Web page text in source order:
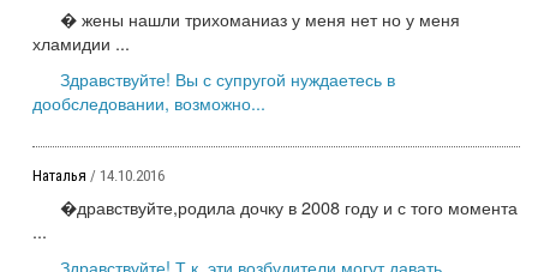
� жены нашли трихоманиаз у меня нет но у меня
хламидии ...
Здравствуйте! Вы с супругой нуждаетесь в
дообследовании, возможно...
Наталья / 14.10.2016
�дравствуйте,родила дочку в 2008 году и с того момента
...
Здравствуйте! Т.к. эти возбудители могут давать